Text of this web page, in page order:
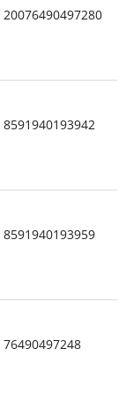
20076490497280
8591940193942
8591940193959
76490497248